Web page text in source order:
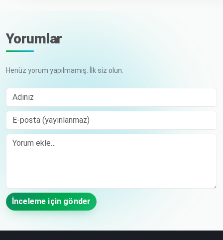
Yorumlar
Henüz yorum yapılmamış. İlk siz olun.
Adınız
E-posta (yayınlanmaz)
Comment
İnceleme için gönder